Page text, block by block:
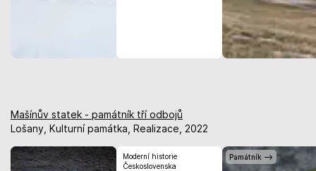
Mašínův statek - památník tří odbojů
Lošany, Kulturní památka, Realizace, 2022
Moderní historie
Československa